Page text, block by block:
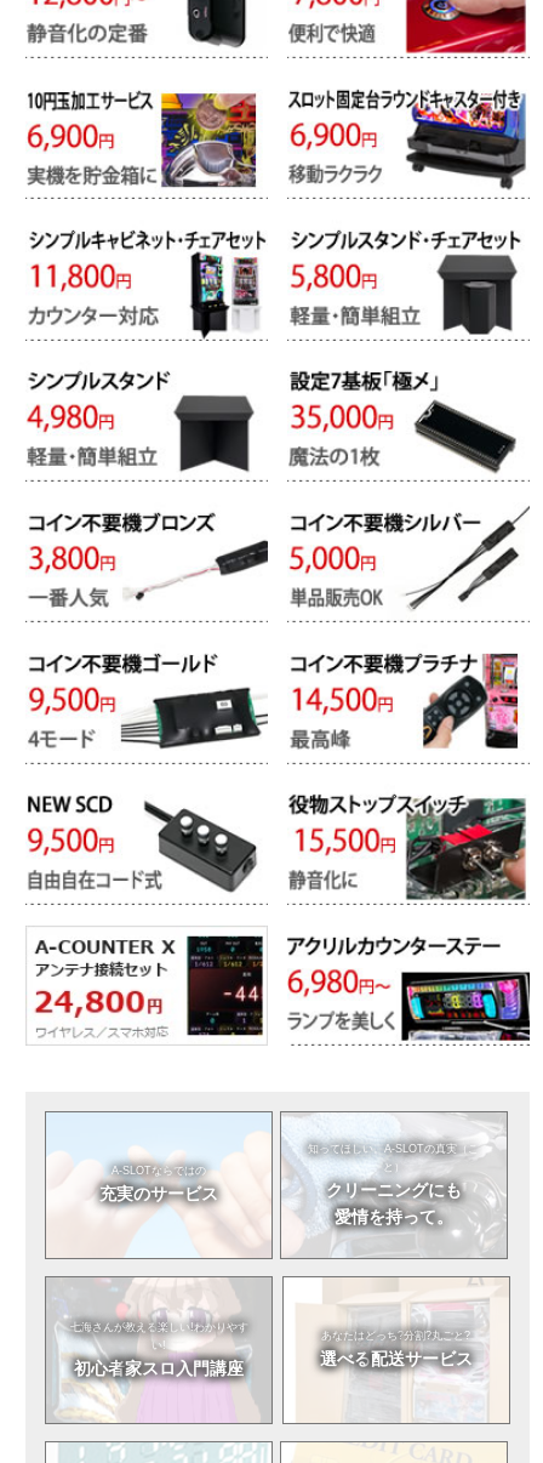
A-SLOTならではの
充実のサービス
知ってほしい。A-SLOTの真実（こ
と）
クリーニングにも
愛情を持って。
七海さんが教える楽しい!わかりやす
い!
初心者家スロ入門講座
あなたはどっち?分割?丸ごと?
選べる配送サービス